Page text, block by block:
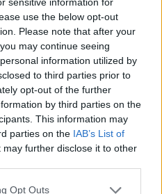
use the below opt-out
Please note that after your
may continue seeing
information utilized by
to third parties prior to
opt-out of the further
by third parties on the
This information may
parties on the IAB’s List of
may further disclose it to other
Opt Outs
ευρέως μπορεί,
να προκαλέσει
παράλυση ή ακόμη και
πριν τη βάλετε